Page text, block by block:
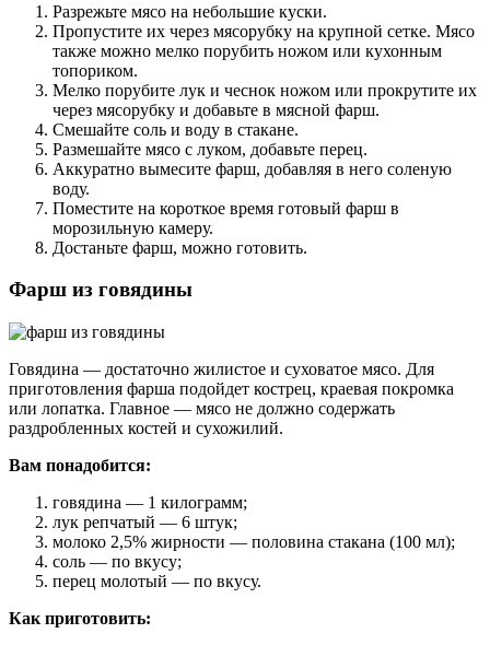
Разрежьте мясо на небольшие куски.
Пропустите их через мясорубку на крупной сетке. Мясо
также можно мелко порубить ножом или кухонным
топориком.
Мелко порубите лук и чеснок ножом или прокрутите их
через мясорубку и добавьте в мясной фарш.
Смешайте соль и воду в стакане.
Размешайте мясо с луком, добавьте перец.
Аккуратно вымесите фарш, добавляя в него соленую
воду.
Поместите на короткое время готовый фарш в
морозильную камеру.
Достаньте фарш, можно готовить.
Фарш из говядины
Говядина — достаточно жилистое и суховатое мясо. Для
приготовления фарша подойдет кострец, краевая покромка
или лопатка. Главное — мясо не должно содержать
раздробленных костей и сухожилий.
Вам понадобится:
говядина — 1 килограмм;
лук репчатый — 6 штук;
молоко 2,5% жирности — половина стакана (100 мл);
соль — по вкусу;
перец молотый — по вкусу.
Как приготовить: